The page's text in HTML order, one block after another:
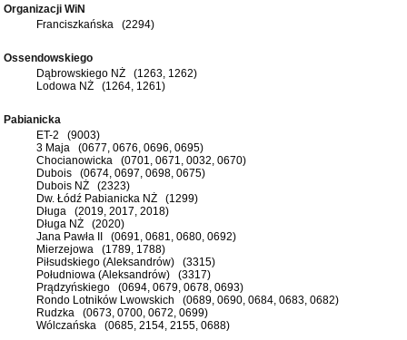
Organizacji WiN
Franciszkańska (2294)
Ossendowskiego
Dąbrowskiego NŻ (1263, 1262)
Lodowa NŻ (1264, 1261)
Pabianicka
ET-2 (9003)
3 Maja (0677, 0676, 0696, 0695)
Chocianowicka (0701, 0671, 0032, 0670)
Dubois (0674, 0697, 0698, 0675)
Dubois NŻ (2323)
Dw. Łódź Pabianicka NŻ (1299)
Długa (2019, 2017, 2018)
Długa NŻ (2020)
Jana Pawła II (0691, 0681, 0680, 0692)
Mierzejowa (1789, 1788)
Piłsudskiego (Aleksandrów) (3315)
Południowa (Aleksandrów) (3317)
Prądzyńskiego (0694, 0679, 0678, 0693)
Rondo Lotników Lwowskich (0689, 0690, 0684, 0683, 0682)
Rudzka (0673, 0700, 0672, 0699)
Wólczańska (0685, 2154, 2155, 0688)